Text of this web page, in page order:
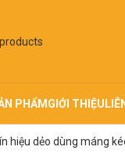
PHẨMGIỚI THIỆU
hiệu dẻo dùng máng